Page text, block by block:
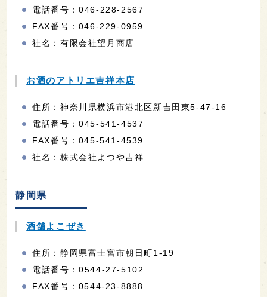
電話番号：046-228-2567
FAX番号：046-229-0959
社名：有限会社望月商店
お酒のアトリエ吉祥本店
住所：神奈川県横浜市港北区新吉田東5-47-16
電話番号：045-541-4537
FAX番号：045-541-4539
社名：株式会社よつや吉祥
静岡県
酒舗よこぜき
住所：静岡県富士宮市朝日町1-19
電話番号：0544-27-5102
FAX番号：0544-23-8888